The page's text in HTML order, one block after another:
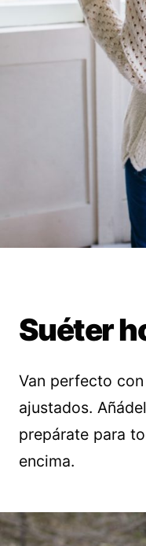
Suéter
Van perfecto
ajustados.
prepárate para
encima.